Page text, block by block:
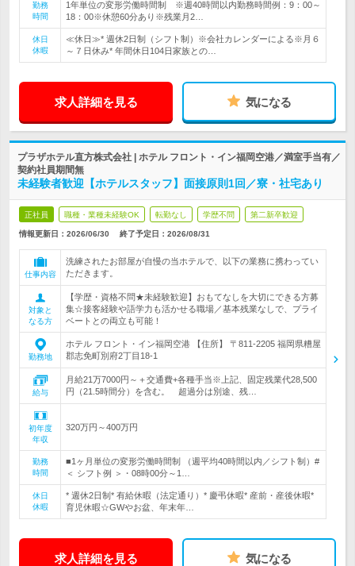
勤務
時間
1年単位の変形労働時間制 ※週40時間以内勤務時間例：9：00～
18：00※休憩60分あり※残業月2…
休日
休暇
≪休日≫* 週休2日制（シフト制）※会社カレンダーによる※月６
～７日休み* 年間休日104日家族との…
求人詳細を見る 気になる
プラザホテル直方株式会社 | ホテル フロント・イン福岡空港／満室手当有／
契約社員期間無
未経験者歓迎【ホテルスタッフ】面接原則1回／寮・社宅あり
正社員 職種・業種未経験OK 転勤なし 学歴不問 第二新卒歓迎
情報更新日：2026/06/30 終了予定日： 2026/08/31
仕事内容
洗練されたお部屋が自慢の当ホテルで、以下の業務に携わってい
ただきます。
対象と
なる方
【学歴・資格不問★未経験歓迎】おもてなしを大切にできる方募
集☆接客経験や語学力も活かせる職場／基本残業なしで、プライ
ベートとの両立も可能！
勤務地
ホテル フロント・イン福岡空港 【住所】 〒811-2205 福岡県糟屋
郡志免町別府2丁目18-1
給与
月給21万7000円～＋交通費+各種手当※上記、固定残業代28,500
円（21.5時間分）を含む。 超過分は別途、残…
初年度
年収
320万円～400万円
勤務
時間
■1ヶ月単位の変形労働時間制 （週平均40時間以内／シフト制）#
＜ シフト例 ＞・08時00分～1…
休日
休暇
* 週休2日制* 有給休暇（法定通り）* 慶弔休暇* 産前・産後休暇*
育児休暇☆GWやお盆、年末年…
求人詳細を見る 気になる